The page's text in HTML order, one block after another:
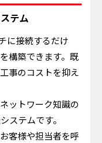
テム
に接続するだけ
構築できます。既
事のコストを抑え
ットワーク知識の
ステムです。
客様や担当者を呼